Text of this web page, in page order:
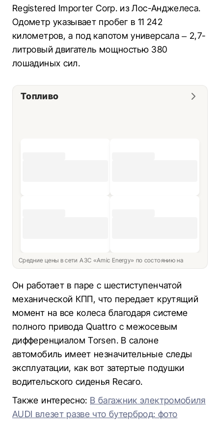
Registered Importer Corp. из Лос-Анджелеса.
Одометр указывает пробег в 11 242
километров, а под капотом универсала – 2,7-
литровый двигатель мощностью 380
лошадиных сил.
Топливо
Средние цены в сети АЗС «Amic Energy» по состоянию на
Он работает в паре с шестиступенчатой
механической КПП, что передает крутящий
момент на все колеса благодаря системе
полного привода Quattro с межосевым
дифференциалом Torsen. В салоне
автомобиль имеет незначительные следы
эксплуатации, как вот затертые подушки
водительского сиденья Recaro.
Также интересно: В багажник электромобиля
AUDI влезет разве что бутерброд: фото